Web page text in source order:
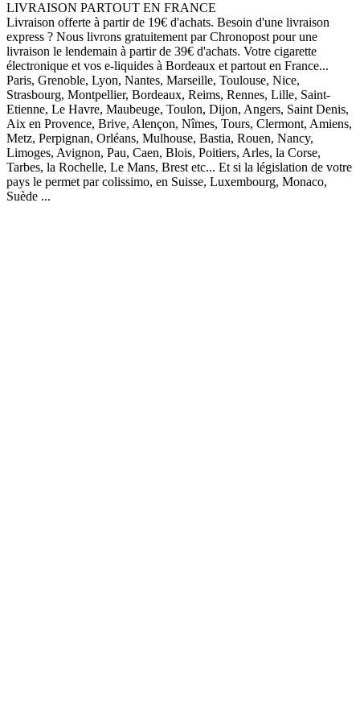
LIVRAISON PARTOUT EN FRANCE
Livraison offerte à partir de 19€ d'achats. Besoin d'une livraison
express ? Nous livrons gratuitement par Chronopost pour une
livraison le lendemain à partir de 39€ d'achats. Votre cigarette
électronique et vos e-liquides à Bordeaux et partout en France...
Paris, Grenoble, Lyon, Nantes, Marseille, Toulouse, Nice,
Strasbourg, Montpellier, Bordeaux, Reims, Rennes, Lille, Saint-
Etienne, Le Havre, Maubeuge, Toulon, Dijon, Angers, Saint Denis,
Aix en Provence, Brive, Alençon, Nîmes, Tours, Clermont, Amiens,
Metz, Perpignan, Orléans, Mulhouse, Bastia, Rouen, Nancy,
Limoges, Avignon, Pau, Caen, Blois, Poitiers, Arles, la Corse,
Tarbes, la Rochelle, Le Mans, Brest etc... Et si la législation de votre
pays le permet par colissimo, en Suisse, Luxembourg, Monaco,
Suède ...